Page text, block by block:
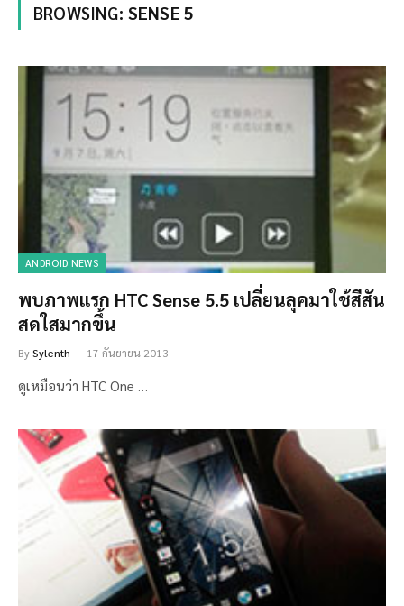
BROWSING: SENSE 5
ANDROID NEWS
พบภาพแรก HTC Sense 5.5 เปลี่ยนลุคมาใช้สีสัน
สดใสมากขึ้น
BySylenth 17 กันยายน 2013
ดูเหมือนว่า HTC One …